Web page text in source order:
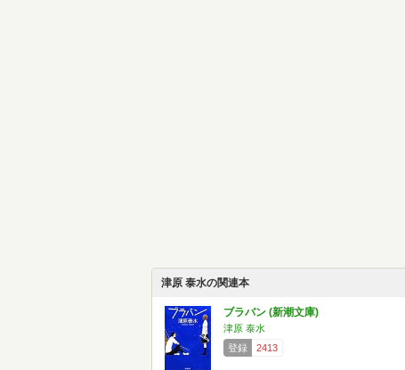
津原 泰水の関連本
ブラバン (新潮文庫)
津原 泰水
登録
2413